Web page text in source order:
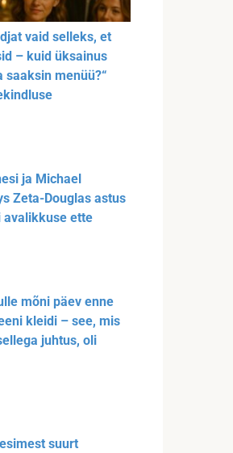
vaid selleks, et
– kuid üksainus
saaksin menüü?“
ja Michael
Zeta-Douglas astus
avalikkuse ette
mõni päev enne
kleidi – see, mis
juhtus, oli
suurt